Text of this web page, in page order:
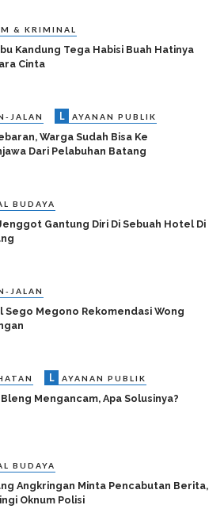
& KRIMINAL
Kandung Tega Habisi Buah Hatinya
Cinta
JALAN L AYANAN PUBLIK
Warga Sudah Bisa Ke
Dari Pelabuhan Batang
BUDAYA
Gantung Diri Di Sebuah Hotel Di
JALAN
Sego Megono Rekomendasi Wong
L AYANAN PUBLIK
Mengancam, Apa Solusinya?
BUDAYA
Angkringan Minta Pencabutan Berita,
Oknum Polisi